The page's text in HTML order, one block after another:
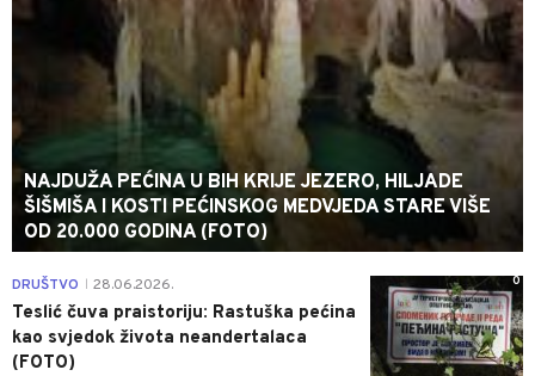
NAJDUŽA PEĆINA U BIH KRIJE JEZERO, HILJADE
ŠIŠMIŠA I KOSTI PEĆINSKOG MEDVJEDA STARE VIŠE
OD 20.000 GODINA (FOTO)
0
DRUŠTVO 28.06.2026.
Teslić čuva praistoriju: Rastuška pećina
kao svjedok života neandertalaca
(FOTO)